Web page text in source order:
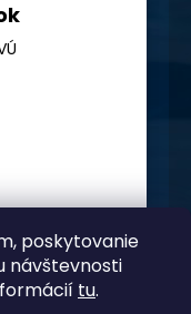
poskytovanie
návštevnosti
tu.